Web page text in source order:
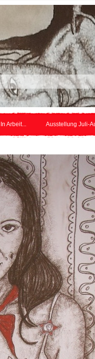
In Arbeit... Ausstellung Juli-